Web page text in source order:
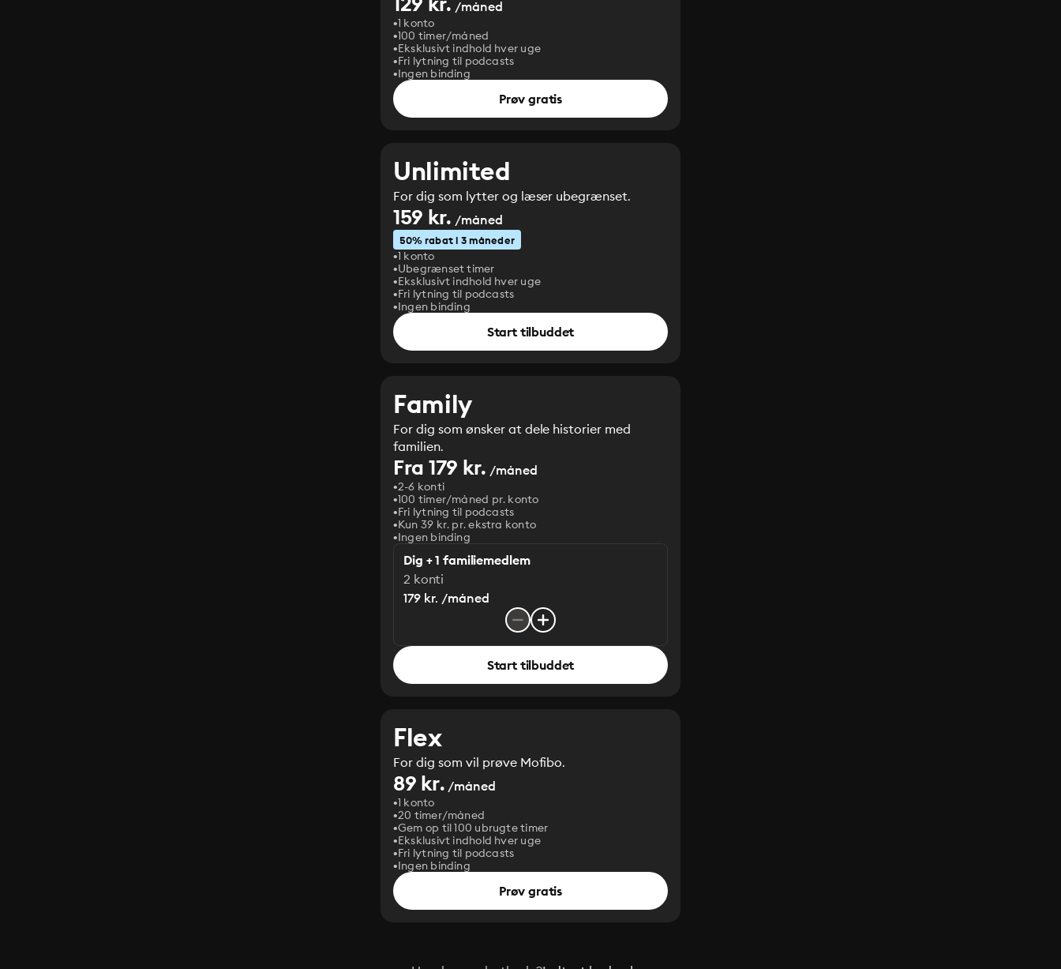
/måned
1 konto
100 timer/måned
Eksklusivt indhold hver uge
Fri lytning til podcasts
Ingen binding
Prøv gratis
Unlimited
For dig som lytter og læser ubegrænset.
159 kr. /måned
50% rabat i 3 måneder
1 konto
Ubegrænset timer
Eksklusivt indhold hver uge
Fri lytning til podcasts
Ingen binding
Start tilbuddet
Family
For dig som ønsker at dele historier med
familien.
Fra 179 kr. /måned
2-6 konti
100 timer/måned pr. konto
Fri lytning til podcasts
Kun 39 kr. pr. ekstra konto
Ingen binding
Dig + 1 familiemedlem
2 konti
179 kr. /måned
Start tilbuddet
Flex
For dig som vil prøve Mofibo.
89 kr. /måned
1 konto
20 timer/måned
Gem op til 100 ubrugte timer
Eksklusivt indhold hver uge
Fri lytning til podcasts
Ingen binding
Prøv gratis